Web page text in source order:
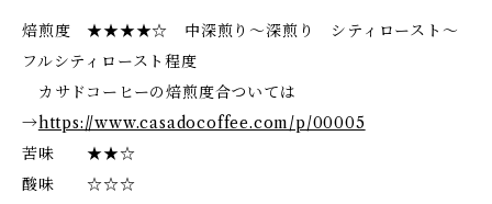
焙煎度 ★★★★☆ 中深煎り～深煎り シティロースト～
フルシティロースト程度
カサドコーヒーの焙煎度合ついては
→https://www.casadocoffee.com/p/00005
苦味 ★★☆
酸味 ☆☆☆